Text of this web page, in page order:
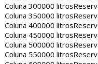
Coluna 300000 litros
Coluna 350000 litros
Coluna 400000 litros
Coluna 450000 litros
Coluna 500000 litros
Coluna 550000 litros